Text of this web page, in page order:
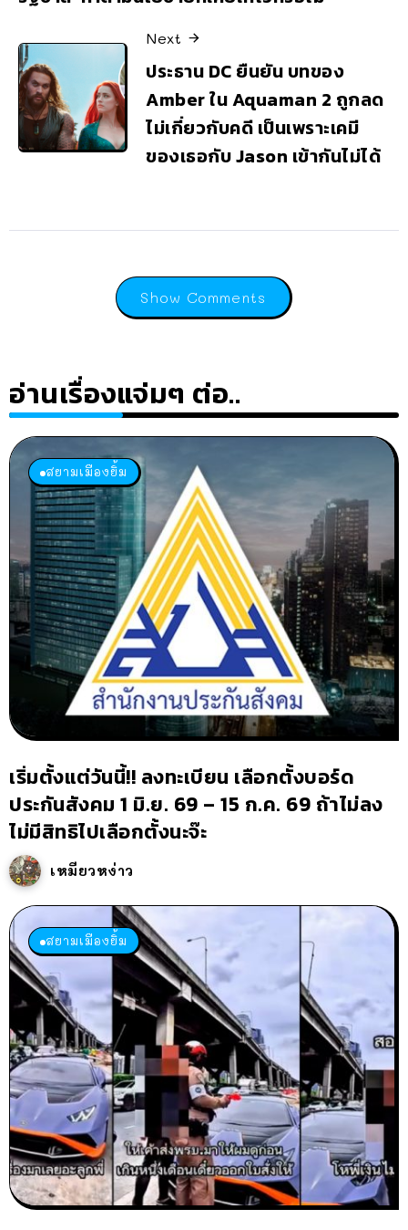
Next
ประธาน DC ยืนยัน บทของ
Amber ใน Aquaman 2 ถูกลด
ไม่เกี่ยวกับคดี เป็นเพราะเคมี
ของเธอกับ Jason เข้ากันไม่ได้
Show Comments
อ่านเรื่องแจ่มๆ ต่อ..
สยามเมืองยิ้ม
เริ่มตั้งแต่วันนี้!! ลงทะเบียน เลือกตั้งบอร์ด
ประกันสังคม 1 มิ.ย. 69 – 15 ก.ค. 69 ถ้าไม่ลง
ไม่มีสิทธิไปเลือกตั้งนะจ๊ะ
เหมียวหง่าว
สยามเมืองยิ้ม